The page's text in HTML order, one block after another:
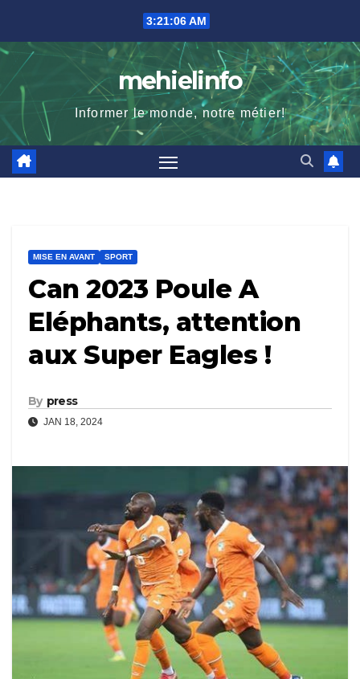
content
3:21:07 AM
mehielinfo
Informer le monde, notre métier!
MISE EN AVANT SPORT
Can 2023 Poule A
Eléphants, attention
aux Super Eagles !
By press
JAN 18, 2024